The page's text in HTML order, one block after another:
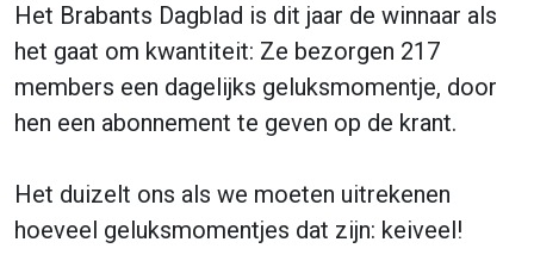
Het Brabants Dagblad is dit jaar de winnaar als
het gaat om kwantiteit: Ze bezorgen 217
members een dagelijks geluksmomentje, door
hen een abonnement te geven op de krant.
Het duizelt ons als we moeten uitrekenen
hoeveel geluksmomentjes dat zijn: keiveel!